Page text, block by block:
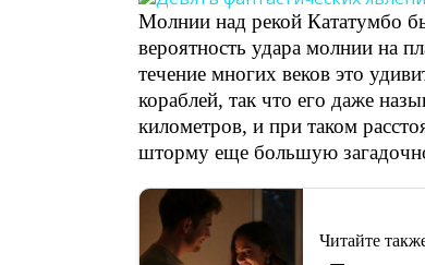
Молнии над рекой Кататумбо
вероятность удара молнии на
течение многих веков это
кораблей, так что его даже
километров, и при таком
шторму еще большую
Читайте